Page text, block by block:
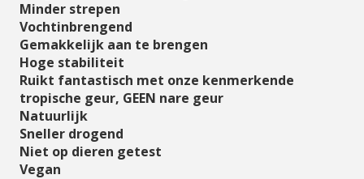
Minder strepen
Vochtinbrengend
Gemakkelijk aan te brengen
Hoge stabiliteit
Ruikt fantastisch met onze kenmerkende
tropische geur, GEEN nare geur
Natuurlijk
Sneller drogend
Niet op dieren getest
Vegan